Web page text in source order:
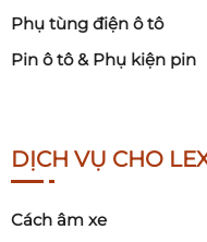
Phụ tùng điện ô tô
Pin ô tô & Phụ kiện pin
DỊCH VỤ CHO
Cách âm xe